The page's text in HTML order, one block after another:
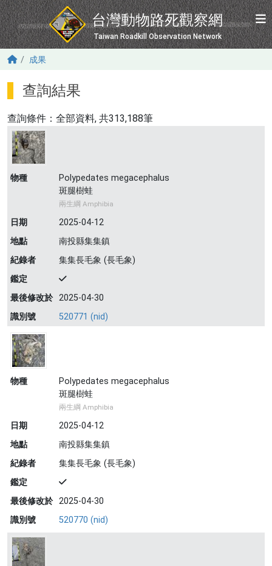
移至主內容
台灣動物路死觀察網
Taiwan Roadkill Observation Network
成果
查詢結果
查詢條件： 全部資料, 共313,188筆
物種
Polypedates megacephalus
斑腿樹蛙
兩生綱 Amphibia
日期
2025-04-12
地點
南投縣集集鎮
紀錄者
集集長毛象 (長毛象)
鑑定
最後修改於 2025-04-30
識別號
520771 (nid)
物種
Polypedates megacephalus
斑腿樹蛙
兩生綱 Amphibia
日期
2025-04-12
地點
南投縣集集鎮
紀錄者
集集長毛象 (長毛象)
鑑定
最後修改於 2025-04-30
識別號
520770 (nid)